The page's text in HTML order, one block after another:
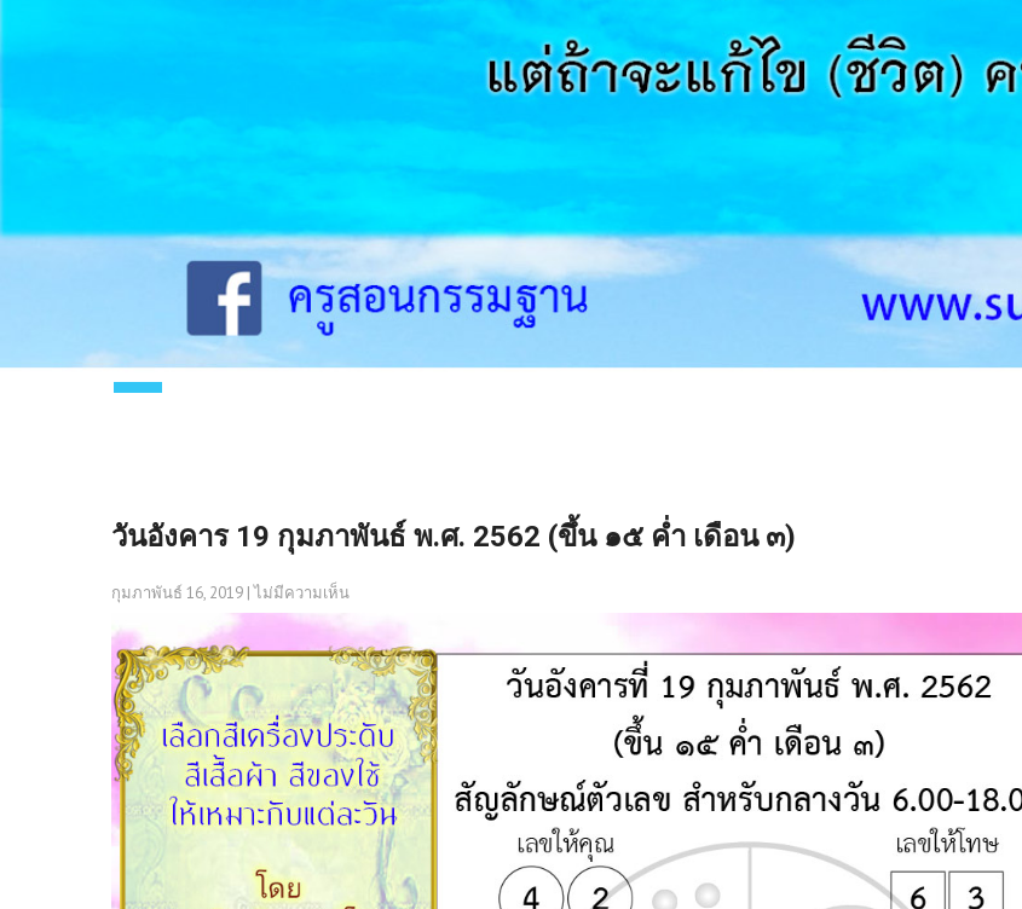
วันอังคาร 19 กุมภาพันธ์ พ.ศ. 2562 (ขึ้น ๑๕ ค่ำ เดือน ๓)
กุมภาพันธ์ 16, 2019 |ไม่มีความเห็น